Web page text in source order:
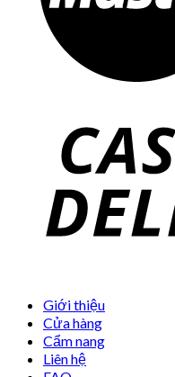
Giới thiệu
Cửa hàng
Cẩm nang
Liên hệ